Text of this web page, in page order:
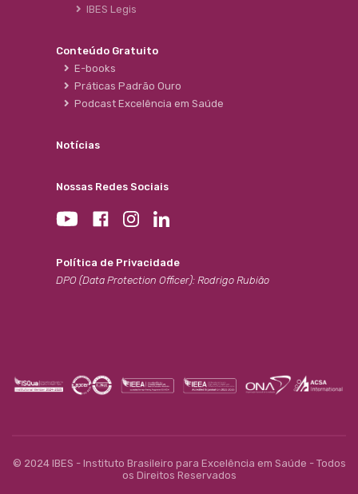
IBES Legis
Conteúdo Gratuito
E-books
Práticas Padrão Ouro
Podcast Excelência em Saúde
Notícias
Nossas Redes Sociais
Política de Privacidade
DPO (Data Protection Officer): Rodrigo Rubião
© 2024 IBES - Instituto Brasileiro para Excelência em Saúde - Todos
os Direitos Reservados